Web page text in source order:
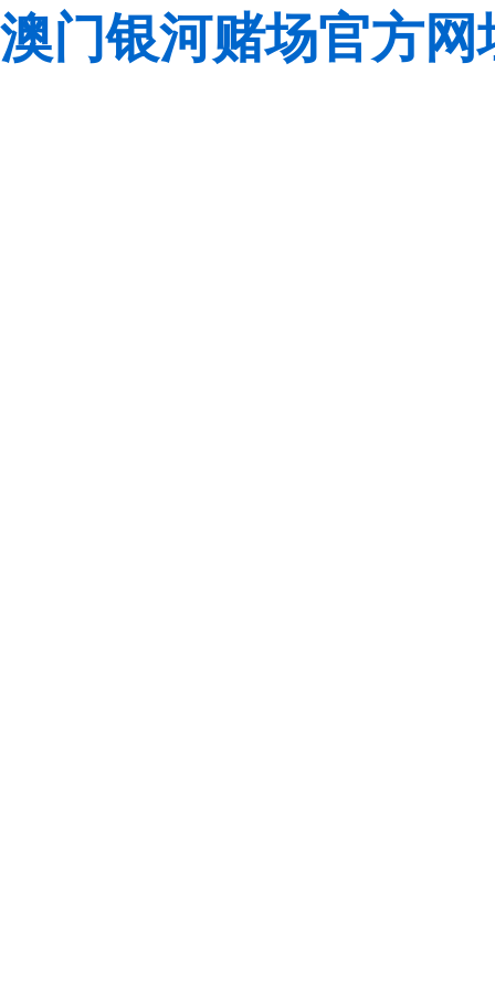
澳门银河赌场官方网